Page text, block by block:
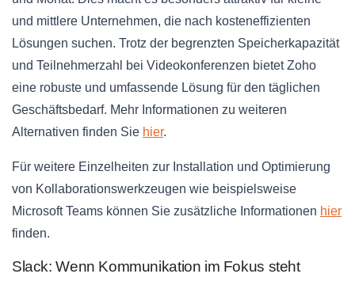
und mittlere Unternehmen, die nach kosteneffizienten
Lösungen suchen. Trotz der begrenzten Speicherkapazität
und Teilnehmerzahl bei Videokonferenzen bietet Zoho
eine robuste und umfassende Lösung für den täglichen
Geschäftsbedarf. Mehr Informationen zu weiteren
Alternativen finden Sie hier.
Für weitere Einzelheiten zur Installation und Optimierung
von Kollaborationswerkzeugen wie beispielsweise
Microsoft Teams können Sie zusätzliche Informationen hier
finden.
Slack: Wenn Kommunikation im Fokus steht